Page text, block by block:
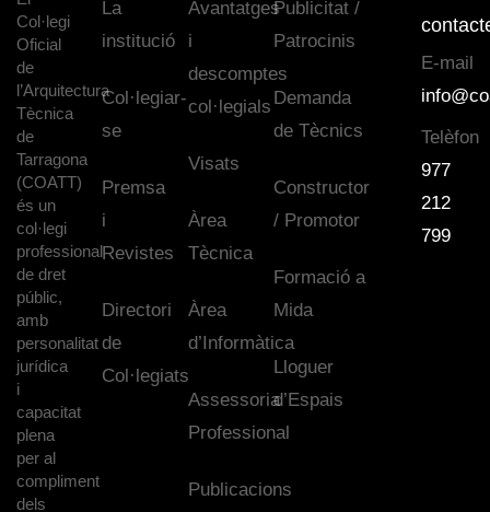
Col·legi
Oficial
de
l’Arquitectura
Tècnica
de
Tarragona
(COATT)
és un
col·legi
professional
de dret
públic,
amb
personalitat
jurídica
i
capacitat
plena
per al
compliment
dels
La
institució
Col·legiar-
se
Premsa
i
Revistes
Directori
de
Col·legiats
Avantatges
i
descomptes
col·legials
Visats
Àrea
Tècnica
Àrea
d’Informàtica
Assessoria
Professional
Publicacions
Publicitat /
Patrocinis
Demanda
de Tècnics
Constructor
/ Promotor
Formació a
Mida
Lloguer
d’Espais
E-mail
Telèfon
977
212
799